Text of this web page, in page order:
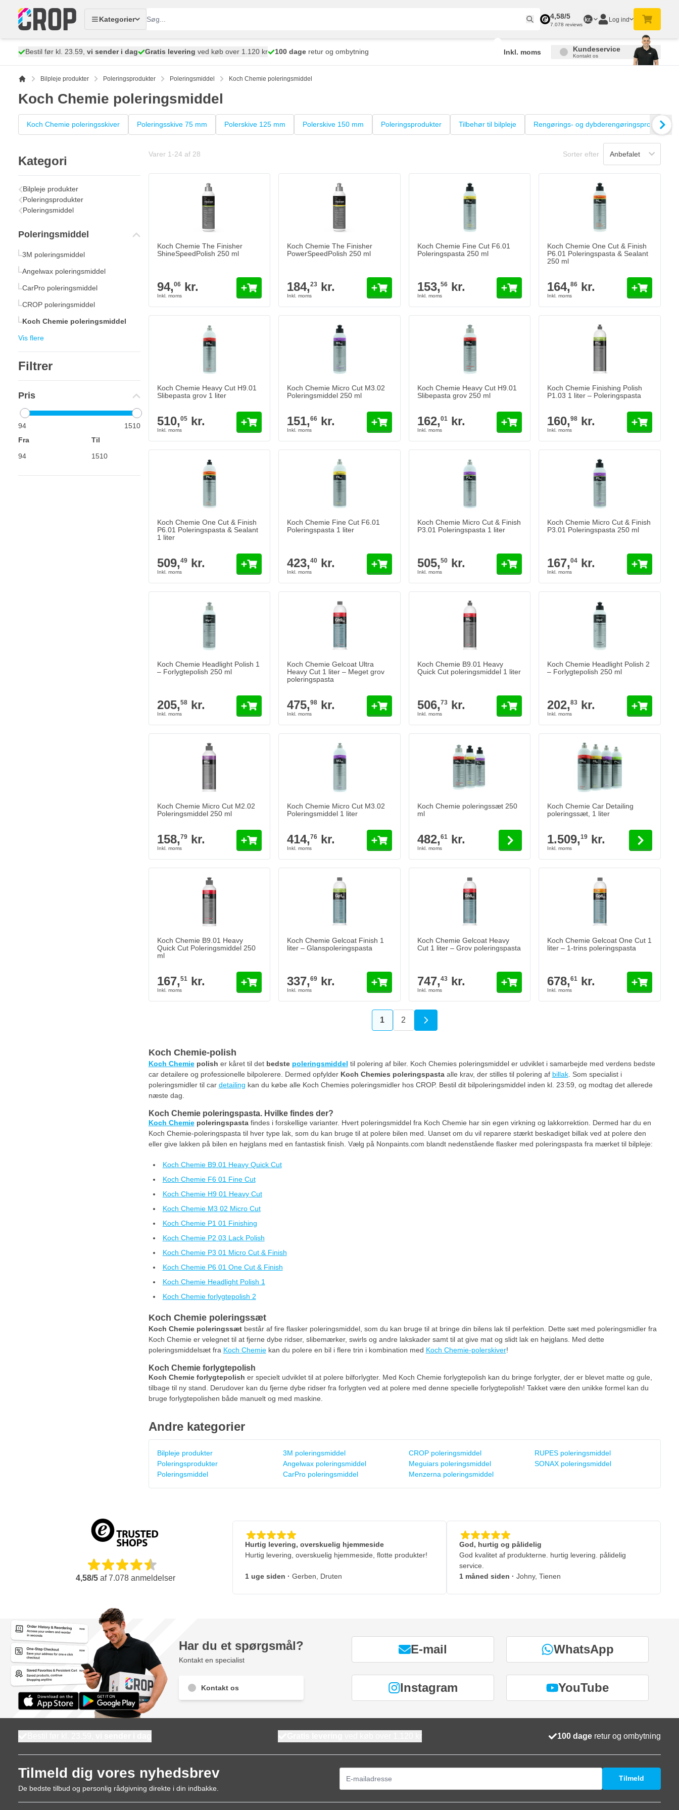
Kategorier
4,58/5
7.078 reviews
kr. Log ind
Bestil før kl. 23.59, vi sender i dag Gratis levering ved køb over 1.120 kr 100 dage retur og ombytning Inkl. moms Kundeservice
Kontakt os
Bilpleje produkter Poleringsprodukter Poleringsmiddel Koch Chemie poleringsmiddel
Koch Chemie poleringsmiddel
Koch Chemie poleringsskiver Poleringsskive 75 mm Polerskive 125 mm Polerskive 150 mm Poleringsprodukter Tilbehør til bilpleje Rengørings- og dybderengøringsprodukter
Kategori
Bilpleje produkter
Poleringsprodukter
Poleringsmiddel
Poleringsmiddel
3M poleringsmiddel
Angelwax poleringsmiddel
CarPro poleringsmiddel
CROP poleringsmiddel
Koch Chemie poleringsmiddel
Vis flere
Filtrer
Pris
94
1510
Fra
Til
Varer 1 -24 af 28 Sorter efter
Koch Chemie The Finisher
ShineSpeedPolish 250 ml
94,06kr.
Koch Chemie The Finisher
PowerSpeedPolish 250 ml
184,23 kr.
Koch Chemie Fine Cut F6.01
Poleringspasta 250 ml
153,56kr.
Koch Chemie One Cut & Finish
P6.01 Poleringspasta & Sealant
250 ml
164,86 kr.
Koch Chemie Heavy Cut H9.01
Slibepasta grov 1 liter
510,05kr.
Koch Chemie Micro Cut M3.02
Poleringsmiddel 250 ml
151,66 kr.
Koch Chemie Heavy Cut H9.01
Slibepasta grov 250 ml
162,01kr.
Koch Chemie Finishing Polish
P1.03 1 liter – Poleringspasta
160,98 kr.
Koch Chemie One Cut & Finish
P6.01 Poleringspasta & Sealant
1 liter
509,49kr.
Koch Chemie Fine Cut F6.01
Poleringspasta 1 liter
423,40 kr.
Koch Chemie Micro Cut & Finish
P3.01 Poleringspasta 1 liter
505,50kr.
Koch Chemie Micro Cut & Finish
P3.01 Poleringspasta 250 ml
167,04 kr.
Koch Chemie Headlight Polish 1
– Forlygtepolish 250 ml
205,58kr.
Koch Chemie Gelcoat Ultra
Heavy Cut 1 liter – Meget grov
poleringspasta
475,98 kr.
Koch Chemie B9.01 Heavy
Quick Cut poleringsmiddel 1 liter
506,73kr.
Koch Chemie Headlight Polish 2
– Forlygtepolish 250 ml
202,83 kr.
Koch Chemie Micro Cut M2.02
Poleringsmiddel 250 ml
158,79kr.
Koch Chemie Micro Cut M3.02
Poleringsmiddel 1 liter
414,76 kr.
Koch Chemie poleringssæt 250
ml
The price depends on the options chosen on the product page
482,61kr.
Koch Chemie Car Detailing
poleringssæt, 1 liter
The price depends on the options
1.509,19 kr.
Koch Chemie B9.01 Heavy
Quick Cut Poleringsmiddel 250
ml
167,51kr.
Koch Chemie Gelcoat Finish 1
liter – Glanspoleringspasta
337,69 kr.
Koch Chemie Gelcoat Heavy
Cut 1 liter – Grov poleringspasta
747,43kr.
Koch Chemie Gelcoat One Cut 1
liter – 1-trins poleringspasta
678,61 kr.
Du læser i øjeblikket side
1 Side
2
Koch Chemie-polish
Koch Chemiepolish er kåret til det bedste poleringsmiddel til polering af biler. Koch Chemies poleringsmiddel er udviklet i samarbejde med verdens bedste
car detailere og professionelle bilpolerere. Dermed opfylder Koch Chemies poleringspastaalle krav, der stilles til polering af billak. Som specialist i
poleringsmidler til car detailing kan du købe alle Koch Chemies poleringsmidler hos CROP. Bestil dit bilpoleringsmiddel inden kl. 23:59, og modtag det allerede
næste dag.
Koch Chemie poleringspasta. Hvilke findes der?
Koch Chemiepoleringspastafindes i forskellige varianter. Hvert poleringsmiddel fra Koch Chemie har sin egen virkning og lakkorrektion. Dermed har du en
Koch Chemie-poleringspasta til hver type lak, som du kan bruge til at polere bilen med. Uanset om du vil reparere stærkt beskadiget billak ved at polere den
eller give lakken på bilen en højglans med en fantastisk finish. Vælg på Nonpaints.com blandt nedenstående flasker med poleringspasta fra mærket til bilpleje:
Koch Chemie B9.01 Heavy Quick Cut
Koch Chemie F6 01 Fine Cut
Koch Chemie H9 01 Heavy Cut
Koch Chemie M3 02 Micro Cut
Koch Chemie P1 01 Finishing
Koch Chemie P2 03 Lack Polish
Koch Chemie P3 01 Micro Cut & Finish
Koch Chemie P6 01 One Cut & Finish
Koch Chemie Headlight Polish 1
Koch Chemie forlygtepolish 2
Koch Chemie poleringssæt
Koch Chemie poleringssætbestår af fire flasker poleringsmiddel, som du kan bruge til at bringe din bilens lak til perfektion. Dette sæt med poleringsmidler fra
Koch Chemie er velegnet til at fjerne dybe ridser, slibemærker, swirls og andre lakskader samt til at give mat og slidt lak en højglans. Med dette
poleringsmiddelsæt fra Koch Chemiekan du polere en bil i flere trin i kombination med Koch Chemie-polerskiver!
Koch Chemie forlygtepolish
Koch Chemie forlygtepolish er specielt udviklet til at polere bilforlygter. Med Koch Chemie forlygtepolish kan du bringe forlygter, der er blevet matte og gule,
tilbage til ny stand. Derudover kan du fjerne dybe ridser fra forlygten ved at polere med denne specielle forlygtepolish! Takket være den unikke formel kan du
bruge forlygtepolishen både manuelt og med maskine.
Andre kategorier
Bilpleje produkter
Poleringsprodukter
Poleringsmiddel
3M poleringsmiddel
Angelwax poleringsmiddel
CarPro poleringsmiddel
CROP poleringsmiddel
Meguiars poleringsmiddel
Menzerna poleringsmiddel
RUPES poleringsmiddel
SONAX poleringsmiddel
4,58/5af7.078anmeldelser
Hurtig levering, overskuelig hjemmeside
Hurtig levering, overskuelig hjemmeside, flotte produkter!
1 uge siden · Gerben, Druten
God, hurtig og pålidelig
God kvalitet af produkterne. hurtig levering. pålidelig
service.
1 måned siden · Johny, Tienen
Har du et spørgsmål?
Kontakt en specialist
Kontakt os
E-mail WhatsApp
Instagram YouTube
100 dage retur og ombytning
Tilmeld dig vores nyhedsbrev
De bedste tilbud og personlig rådgivning direkte i din indbakke.
Tilmeld